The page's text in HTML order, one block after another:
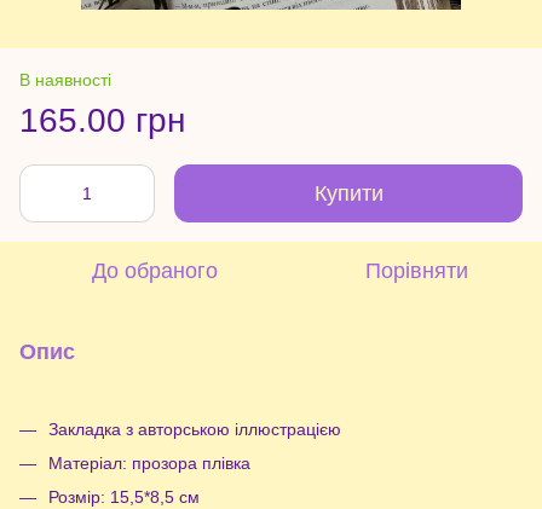
В наявності
165.00 грн
Купити
До обраного Порівняти
Опис
Закладка з авторською іллюстрацією
Матеріал: прозора плівка
Розмір: 15,5*8,5 см